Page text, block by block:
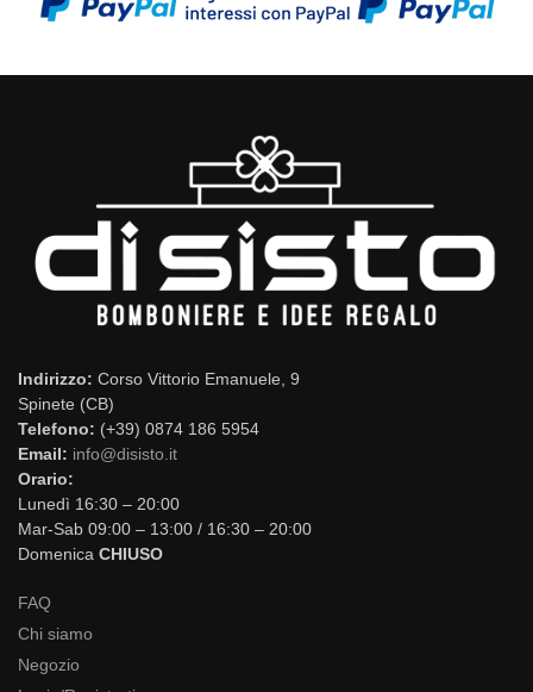
Indirizzo: Corso Vittorio Emanuele, 9
Spinete (CB)
Telefono: (+39) 0874 186 5954
Email: info@disisto.it
Orario:
Lunedì 16:30 – 20:00
Mar-Sab 09:00 – 13:00 / 16:30 – 20:00
Domenica CHIUSO
FAQ
Chi siamo
Negozio